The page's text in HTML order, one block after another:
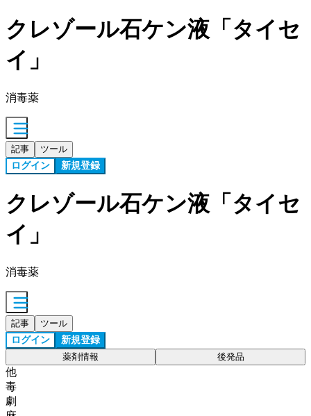
クレゾール石ケン液「タイセ
イ」
消毒薬
記事 ツール
ログイン 新規登録
クレゾール石ケン液「タイセ
イ」
消毒薬
記事 ツール
ログイン 新規登録
薬剤情報 後発品
他
毒
劇